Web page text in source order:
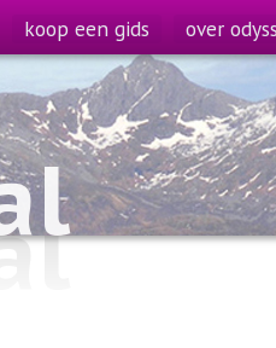
koop een gids over